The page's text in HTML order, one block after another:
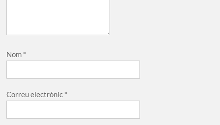
Nom *
Correu electrònic *